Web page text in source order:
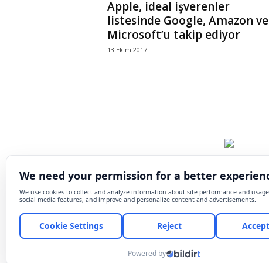
Apple, ideal işverenler
listesinde Google, Amazon ve
Microsoft’u takip ediyor
13 Ekim 2017